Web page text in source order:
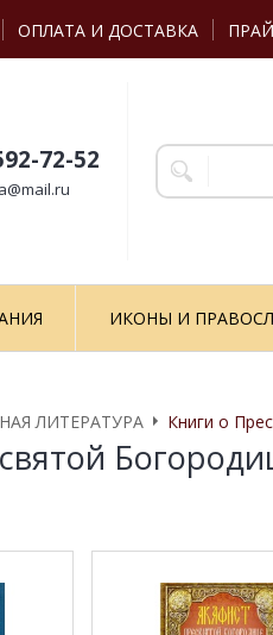
ОПЛАТА И ДОСТАВКА
72-52
ИКОНЫ И
ЛИТЕРАТУРА Книги о